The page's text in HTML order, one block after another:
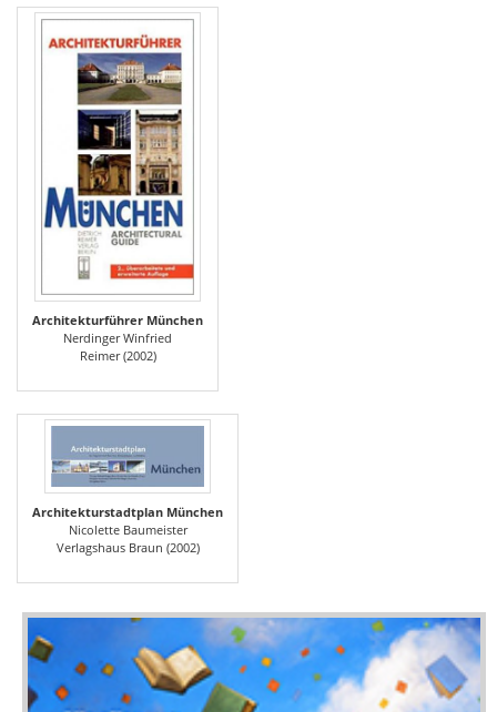
Architekturführer München
Nerdinger Winfried
Reimer (2002)
Architekturstadtplan München
Nicolette Baumeister
Verlagshaus Braun (2002)